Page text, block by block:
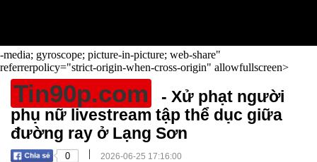
-media; gyroscope; picture-in-picture; web-share"
referrerpolicy="strict-origin-when-cross-origin" allowfullscreen>
Tin90p.com
- Xử phạt người
phụ nữ livestream tập thể dục giữa
đường ray ở Lạng Sơn
0 | 2026-06-25 17:16:00